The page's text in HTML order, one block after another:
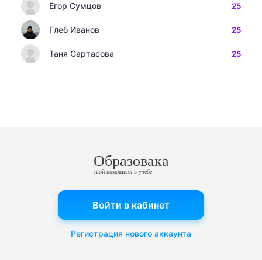
Егор Сумцов 25
Глеб Иванов 25
Таня Сартасова 25
Образовака
твой помощник в учебе
Войти в кабинет
Регистрация нового аккаунта